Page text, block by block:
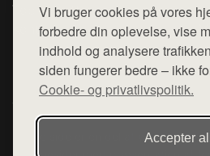
Vi bruger cookies på vores
forbedre din oplevelse, vise
indhold og analysere
siden fungerer bedre – ikke
Cookie- og privatlivspolitik.
Accepter
Top Rabatter
Kontakt
Denne side er en del af want.dk,